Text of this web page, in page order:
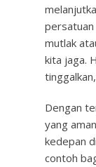
mutlak
kita jaga.
Dengan
yang
kedepan
contoh